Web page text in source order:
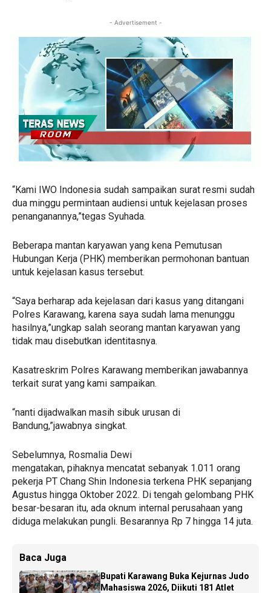
- Advertisement -
“Kami IWO Indonesia sudah sampaikan surat resmi sudah
dua minggu permintaan audiensi untuk kejelasan proses
penanganannya,”tegas Syuhada.
Beberapa mantan karyawan yang kena Pemutusan
Hubungan Kerja (PHK) memberikan permohonan bantuan
untuk kejelasan kasus tersebut.
“Saya berharap ada kejelasan dari kasus yang ditangani
Polres Karawang, karena saya sudah lama menunggu
hasilnya,”ungkap salah seorang mantan karyawan yang
tidak mau disebutkan identitasnya.
Kasatreskrim Polres Karawang memberikan jawabannya
terkait surat yang kami sampaikan.
“nanti dijadwalkan masih sibuk urusan di
Bandung,”jawabnya singkat.
Sebelumnya, Rosmalia Dewi
mengatakan, pihaknya mencatat sebanyak 1.011 orang
pekerja PT Chang Shin Indonesia terkena PHK sepanjang
Agustus hingga Oktober 2022. Di tengah gelombang PHK
besar-besaran itu, ada oknum internal perusahaan yang
diduga melakukan pungli. Besarannya Rp 7 hingga 14 juta.
Baca Juga
Bupati Karawang Buka Kejurnas Judo
Mahasiswa 2026, Diikuti 181 Atlet